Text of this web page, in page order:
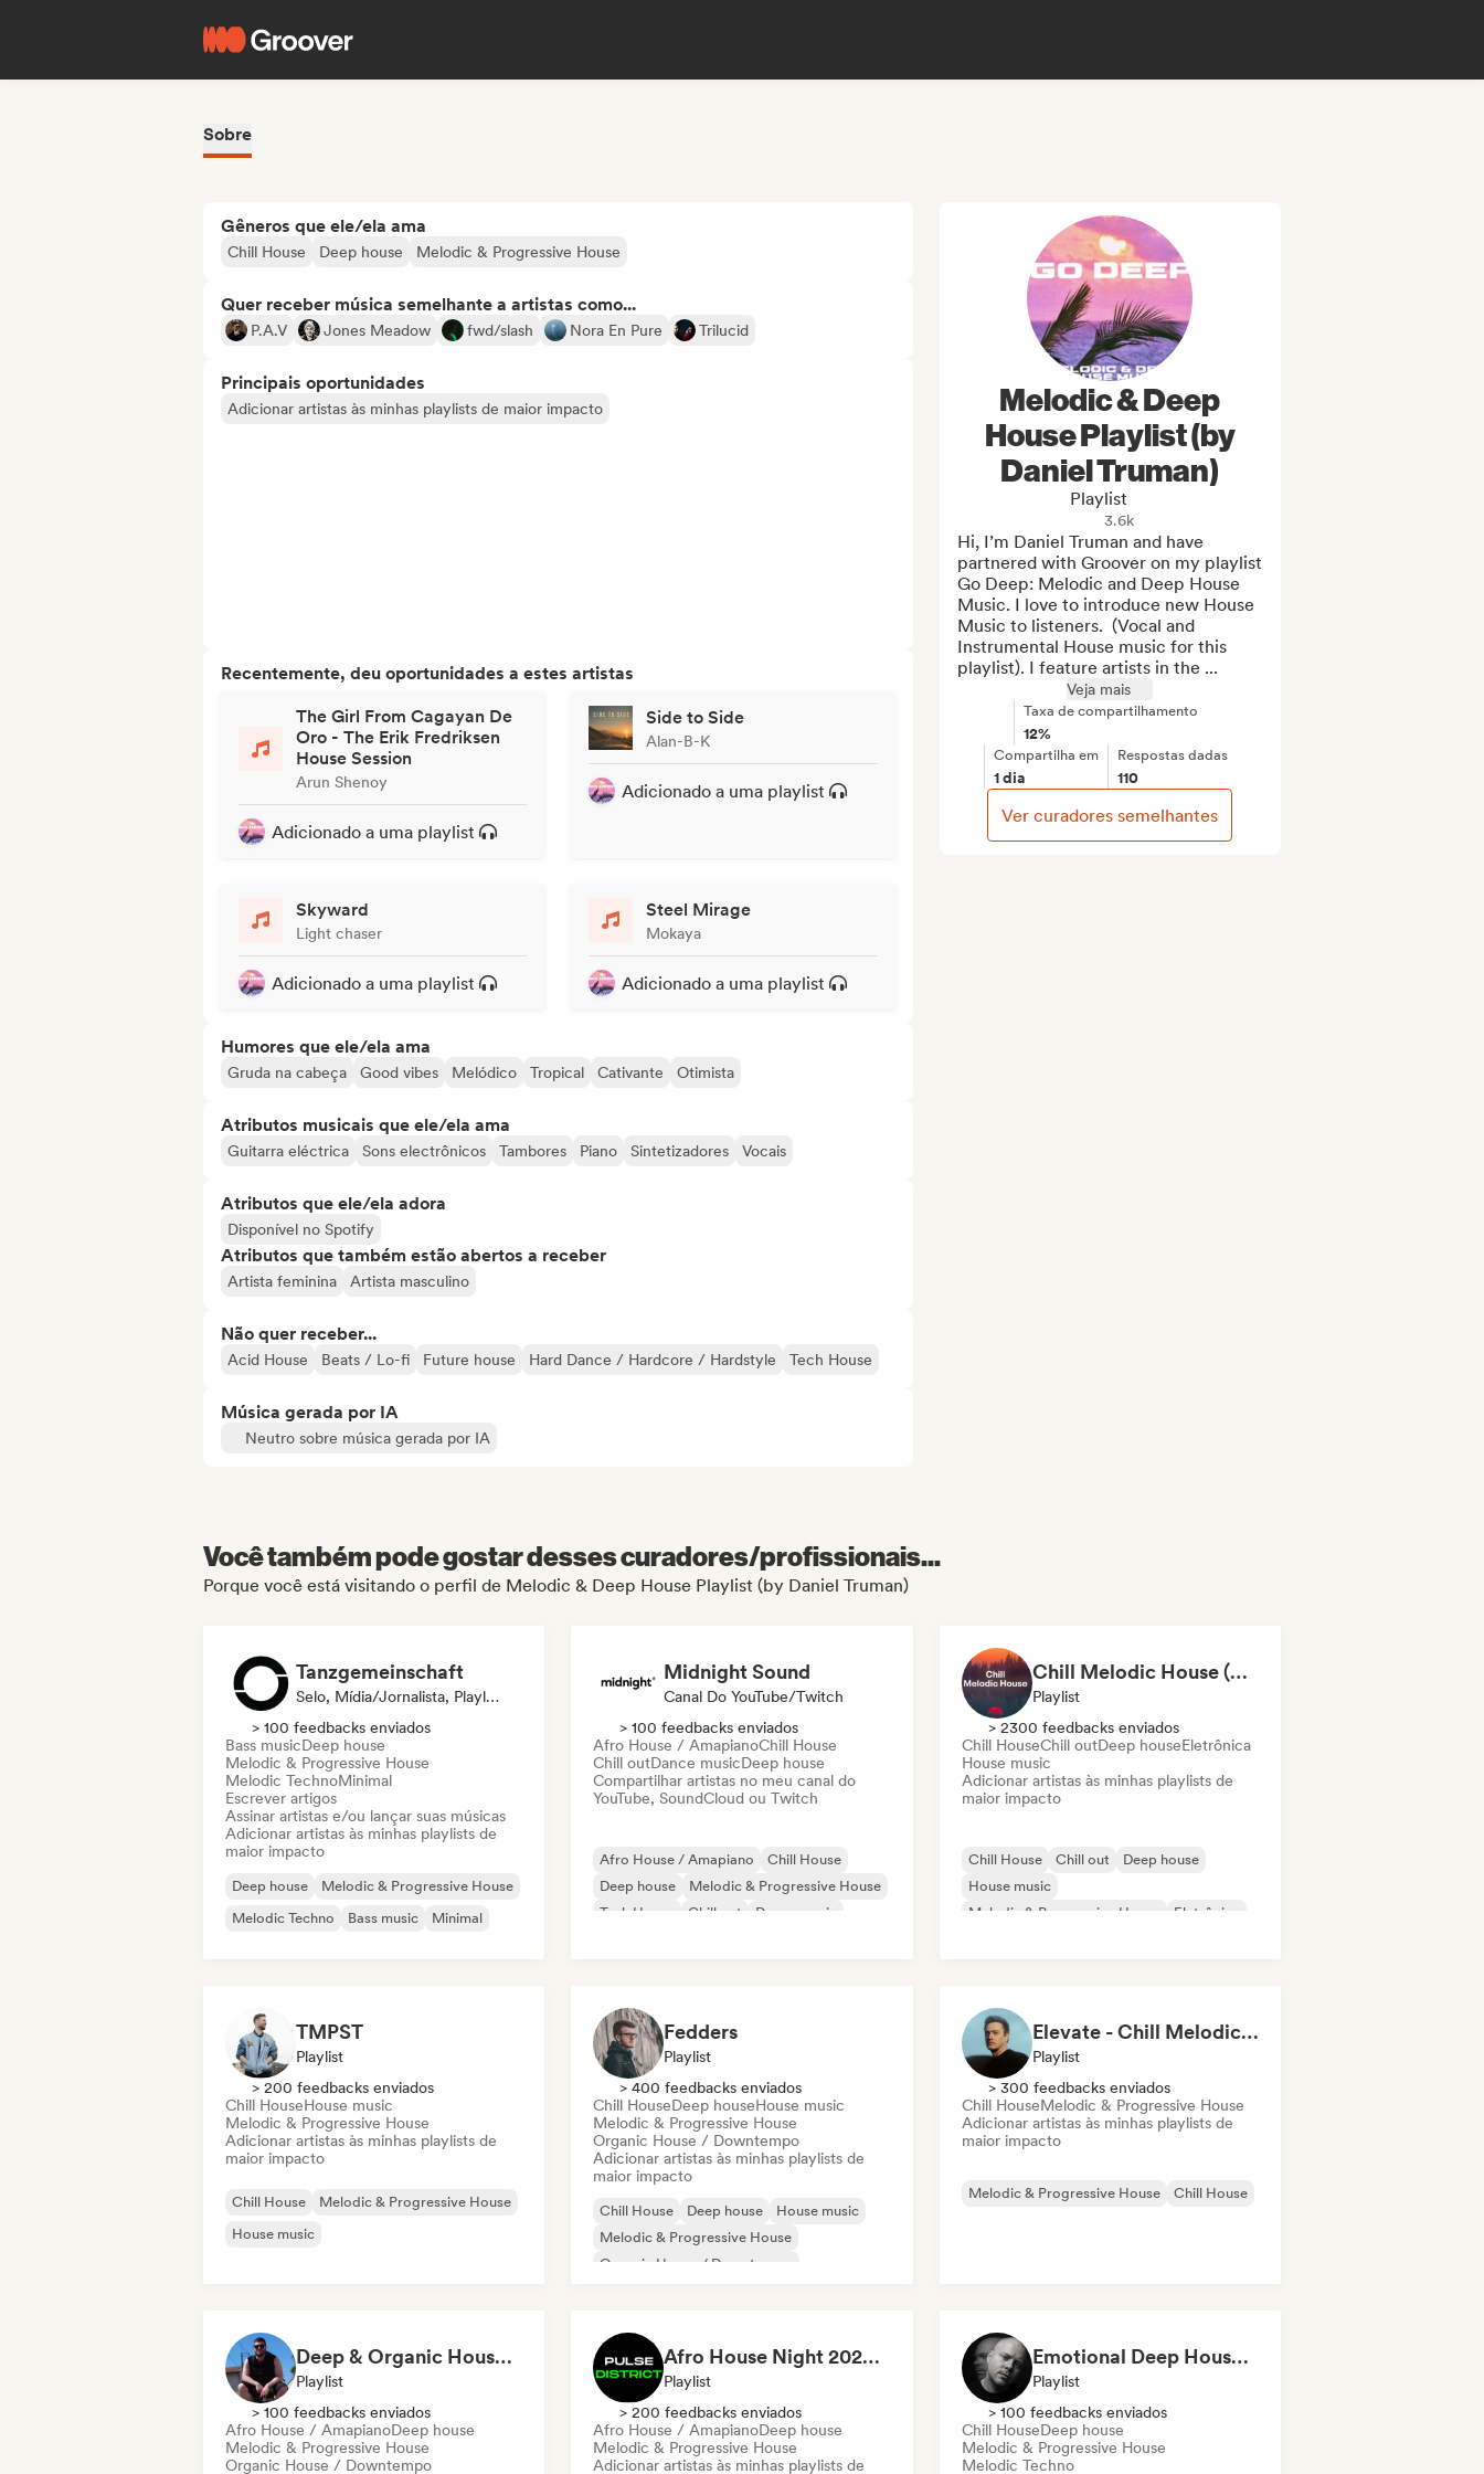
Sobre
Gêneros que ele/ela ama
Chill House Deep house Melodic & Progressive House
Quer receber música semelhante a artistas como...
P.A.V Jones Meadow fwd/slash Nora En Pure Trilucid
Principais oportunidades
Adicionar artistas às minhas playlists de maior impacto
Recentemente, deu oportunidades a estes artistas
The Girl From Cagayan De
Oro - The Erik Fredriksen
House Session
Arun Shenoy
Adicionado a uma playlist
Side to Side
Alan-B-K
Adicionado a uma playlist
Skyward
Light chaser
Adicionado a uma playlist
Steel Mirage
Mokaya
Adicionado a uma playlist
Humores que ele/ela ama
Gruda na cabeça Good vibes Melódico Tropical Cativante Otimista
Atributos musicais que ele/ela ama
Guitarra eléctrica Sons electrônicos Tambores Piano Sintetizadores Vocais
Atributos que ele/ela adora
Disponível no Spotify
Atributos que também estão abertos a receber
Artista feminina Artista masculino
Não quer receber...
Acid House Beats / Lo-fi Future house Hard Dance / Hardcore / Hardstyle Tech House
Música gerada por IA
Neutro sobre música gerada por IA
Melodic & Deep
House Playlist (by
Daniel Truman)
Playlist
3.6k
Hi, I’m Daniel Truman and have
partnered with Groover on my playlist
Go Deep: Melodic and Deep House
Music. I love to introduce new House
Music to listeners.  (Vocal and
Instrumental House music for this
playlist). I feature artists in the ...
Veja mais
Taxa de compartilhamento
12%
Compartilha em
1 dia
Respostas dadas
110
Ver curadores semelhantes
Você também pode gostar desses curadores/profissionais...
Porque você está visitando o perfil de Melodic & Deep House Playlist (by Daniel Truman)
Tanzgemeinschaft
Selo, Mídia/Jornalista, Playlist
> 100 feedbacks enviados
Bass musicDeep house
Melodic & Progressive House
Melodic TechnoMinimal
Escrever artigos
Assinar artistas e/ou lançar suas músicas
Adicionar artistas às minhas playlists de
maior impacto
Deep house
Melodic & Progressive House
Melodic Techno
Bass music Minimal
Midnight Sound
Canal Do YouTube/Twitch
> 100 feedbacks enviados
Afro House / AmapianoChill House
Chill outDance musicDeep house
Compartilhar artistas no meu canal do
YouTube, SoundCloud ou Twitch
Afro House / Amapiano
Chill House
Deep house
Melodic & Progressive House
Tech House
Chill out
Dance music
Chill Melodic House (Robby East)
Playlist
> 2300 feedbacks enviados
Chill HouseChill outDeep houseEletrônica
House music
Adicionar artistas às minhas playlists de
maior impacto
Chill House Chill out
Deep house
House music
Melodic & Progressive House
Eletrônica
TMPST
Playlist
> 200 feedbacks enviados
Chill HouseHouse music
Melodic & Progressive House
Adicionar artistas às minhas playlists de
maior impacto
Chill House
Melodic & Progressive House
House music
Fedders
Playlist
> 400 feedbacks enviados
Chill HouseDeep houseHouse music
Melodic & Progressive House
Organic House / Downtempo
Adicionar artistas às minhas playlists de
maior impacto
Chill House Deep house
House music
Melodic & Progressive House
Organic House / Downtempo
Elevate - Chill Melodic House by Hayyoo
Playlist
> 300 feedbacks enviados
Chill HouseMelodic & Progressive House
Adicionar artistas às minhas playlists de
maior impacto
Melodic & Progressive House Chill House
Deep & Organic House 2026 🍃 by Waroxe
Playlist
> 100 feedbacks enviados
Afro House / AmapianoDeep house
Melodic & Progressive House
Organic House / Downtempo
Afro House Night 2026 by Pulse District
Playlist
> 200 feedbacks enviados
Afro House / AmapianoDeep house
Melodic & Progressive House
Adicionar artistas às minhas playlists de
Emotional Deep House | Melodic & Chill (North Skies)
Playlist
> 100 feedbacks enviados
Chill HouseDeep house
Melodic & Progressive House
Melodic Techno